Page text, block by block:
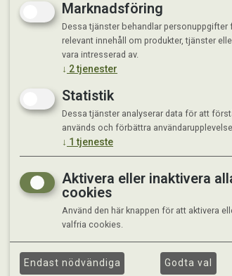
Marknadsföring
Dessa tjänster behandlar personuppgifter
relevant innehåll om produkter, tjänster
vara intresserad av.
↓ 2tjenester
Statistik
Dessa tjänster analyserar data för att
används och förbättra
↓ 1 tjeneste
Aktivera eller inaktivera
cookies
Använd den här knappen för att aktivera
valfria cookies.
Endast nödvändiga Godta val